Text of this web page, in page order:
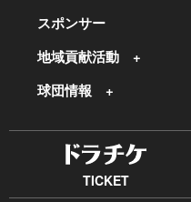
スポンサー
地域貢献活動
球団情報
TICKET